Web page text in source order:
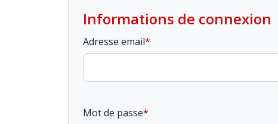
Informations de connexion
Adresse email
Mot de passe